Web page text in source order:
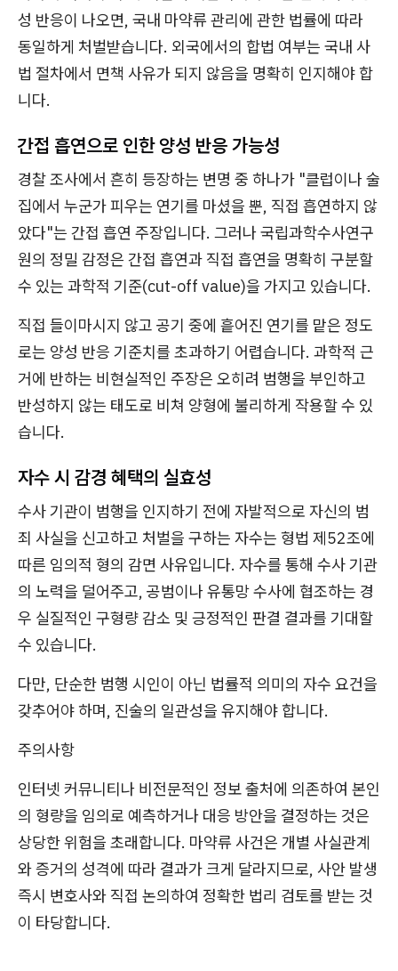
성 반응이 나오면, 국내 마약류 관리에 관한 법률에 따라
동일하게 처벌받습니다. 외국에서의 합법 여부는 국내 사
법 절차에서 면책 사유가 되지 않음을 명확히 인지해야 합
니다.
간접 흡연으로 인한 양성 반응 가능성
경찰 조사에서 흔히 등장하는 변명 중 하나가 "클럽이나 술
집에서 누군가 피우는 연기를 마셨을 뿐, 직접 흡연하지 않
았다"는 간접 흡연 주장입니다. 그러나 국립과학수사연구
원의 정밀 감정은 간접 흡연과 직접 흡연을 명확히 구분할
수 있는 과학적 기준(cut-off value)을 가지고 있습니다.
직접 들이마시지 않고 공기 중에 흩어진 연기를 맡은 정도
로는 양성 반응 기준치를 초과하기 어렵습니다. 과학적 근
거에 반하는 비현실적인 주장은 오히려 범행을 부인하고
반성하지 않는 태도로 비쳐 양형에 불리하게 작용할 수 있
습니다.
자수 시 감경 혜택의 실효성
수사 기관이 범행을 인지하기 전에 자발적으로 자신의 범
죄 사실을 신고하고 처벌을 구하는 자수는 형법 제52조에
따른 임의적 형의 감면 사유입니다. 자수를 통해 수사 기관
의 노력을 덜어주고, 공범이나 유통망 수사에 협조하는 경
우 실질적인 구형량 감소 및 긍정적인 판결 결과를 기대할
수 있습니다.
다만, 단순한 범행 시인이 아닌 법률적 의미의 자수 요건을
갖추어야 하며, 진술의 일관성을 유지해야 합니다.
주의사항
인터넷 커뮤니티나 비전문적인 정보 출처에 의존하여 본인
의 형량을 임의로 예측하거나 대응 방안을 결정하는 것은
상당한 위험을 초래합니다. 마약류 사건은 개별 사실관계
와 증거의 성격에 따라 결과가 크게 달라지므로, 사안 발생
즉시 변호사와 직접 논의하여 정확한 법리 검토를 받는 것
이 타당합니다.